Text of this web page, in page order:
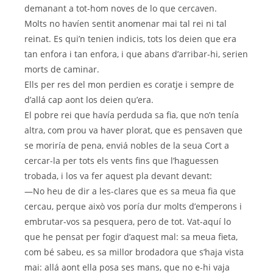
demanant a tot-hom noves de lo que cercaven.
Molts no havíen sentit anomenar mai tal rei ni tal
reinat. Es qui’n tenien indicis, tots los deien que era
tan enfora i tan enfora, i que abans d’arribar-hi, serien
morts de caminar.
Ells per res del mon perdien es coratje i sempre de
d’allá cap aont los deien qu’era.
El pobre rei que havía perduda sa fia, que no’n tenía
altra, com prou va haver plorat, que es pensaven que
se moriría de pena, enviá nobles de la seua Cort a
cercar-la per tots els vents fins que l’haguessen
trobada, i los va fer aquest pla devant devant:
—No heu de dir a les-clares que es sa meua fia que
cercau, perque això vos poría dur molts d’emperons i
embrutar-vos sa pesquera, pero de tot. Vat-aquí lo
que he pensat per fogir d’aquest mal: sa meua fieta,
com bé sabeu, es sa millor brodadora que s’haja vista
mai: allá aont ella posa ses mans, que no e-hi vaja